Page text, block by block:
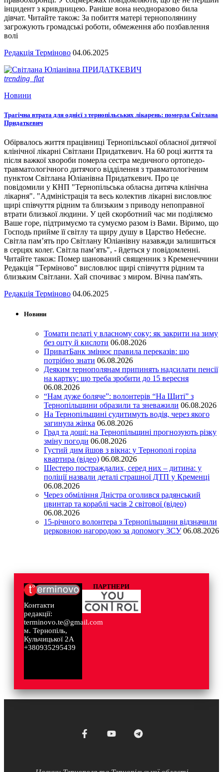
інцидент з кривдницею. Раніше вона неодноразово била
дівчат. Читайте також: За побиття матері тернополянину
загрожують громадські роботи, обмеження або позбавлення
волі
Редакція Терміново 04.06.2025
trending_flat
Новини
Трагічна втрата для однієї з тернопільських лікарень: померла Світлана
Придаткевич
Обірвалось життя працівниці Тернопільської обласної дитячої
клінічної лікарні Світлани Придаткевич. На 60 році життя та
після важкої хвороби померла сестра медичного ортопедо-
травматологічного дитячого відділення з травматологічним
пунктом Світлана Юліанівна Придаткевич. Про це
повідомили у КНП "Тернопільська обласна дитяча клінічна
лікарня". "Адміністрація та весь колектив лікарні висловлює
щирі співчуття рідним та близьким з приводу непоправної
втрати близької людини. У цей скорботний час ми поділяємо
Ваше горе, підтримуємо та сумуємо разом із Вами. Віримо, що
Господь прийме її світлу та щиру душу в Царство Небесне.
Світла пам’ять про Світлану Юліанівну назавжди залишиться
в серцях колег. Світла пам’ять", - йдеться у повідомленні.
Читайте також: Помер шанований священник з Кременеччини
Редакція "Терміново" висловлює щирі співчуття рідним та
близьким Світлани. Хай спочиває з миром. Вічна пам'ять.
Редакція Терміново 04.06.2025
Новини
Томати пелаті у власному соку: як закрити на зиму
без оцту й кислоти 06.08.2026
ПриватБанк змінює правила переказів: що
потрібно знати 06.08.2026
Деяким тернополянам припинять надсилати пенсії
на картку: що треба зробити до 15 вересня
06.08.2026
“Нам дуже боляче”: волонтерів “На Щиті” з
Тернопільщини образили та зневажили 06.08.2026
На Тернопільщині судитимуть водія, через якого
загинула жінка 06.08.2026
Град та дощі: на Тернопільщині прогнозують різку
зміну погоди 06.08.2026
Густий дим йшов з вікна: у Тернополі горіла
квартира (відео) 06.08.2026
Шестеро постраждалих, серед них – дитина: у
поліції назвали деталі страшної ДТП у Кременці
06.08.2026
Через обміління Дністра оголився радянський
цвинтар та кораблі часів 2 світової (відео)
06.08.2026
15-річного волонтера з Тернопільщини відзначили
церковною нагородою за допомогу ЗСУ 06.08.2026
Контакти
редакції:
terminovo.te@gmail.com
м. Тернопіль,
Кульчицької 2А
+380935295439
ПАРТНЕРИ